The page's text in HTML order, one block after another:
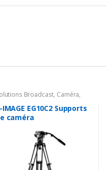
Broadcast, Caméra,
Accessoires Caméra Support
IMAGE EG10C2 Supports
caméra